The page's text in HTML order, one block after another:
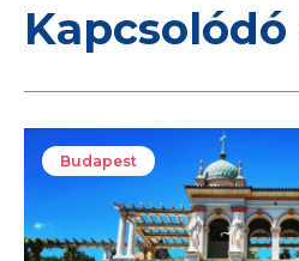
Budapest